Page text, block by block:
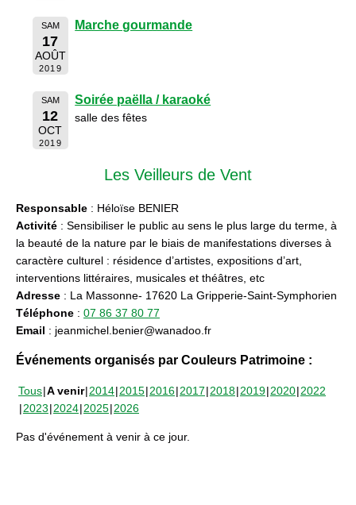
SAM
17
AOÛT
2019
Marche gourmande
SAM
12
OCT
2019
Soirée paëlla / karaoké
salle des fêtes
Les Veilleurs de Vent
Responsable : Héloïse BENIER
Activité : Sensibiliser le public au sens le plus large du terme, à
la beauté de la nature par le biais de manifestations diverses à
caractère culturel : résidence d’artistes, expositions d’art,
interventions littéraires, musicales et théâtres, etc
Adresse : La Massonne- 17620 La Gripperie-Saint-Symphorien
Téléphone : 07 86 37 80 77
Email : jeanmichel.benier@wanadoo.fr
Événements organisés par Couleurs Patrimoine :
Tous A venir 2014 2015 2016 2017 2018 2019 2020 2022
2023 2024 2025 2026
Pas d'événement à venir à ce jour.